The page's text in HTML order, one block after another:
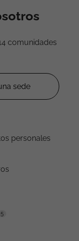
comunidades
personales
5